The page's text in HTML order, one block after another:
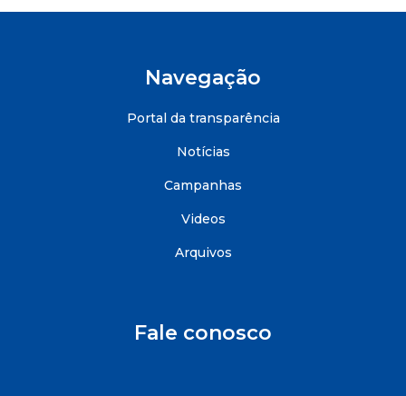
Navegação
Portal da transparência
Notícias
Campanhas
Videos
Arquivos
Fale conosco